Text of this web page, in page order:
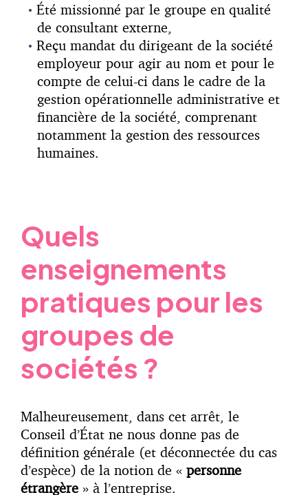
Été missionné par le groupe en qualité
de consultant externe,
Reçu mandat du dirigeant de la société
employeur pour agir au nom et pour le
compte de celui-ci dans le cadre de la
gestion opérationnelle administrative et
financière de la société, comprenant
notamment la gestion des ressources
humaines.
Quels
enseignements
pratiques pour les
groupes de
sociétés ?
Malheureusement, dans cet arrêt, le
Conseil d’État ne nous donne pas de
définition générale (et déconnectée du cas
d’espèce) de la notion de « personne
étrangère » à l’entreprise.